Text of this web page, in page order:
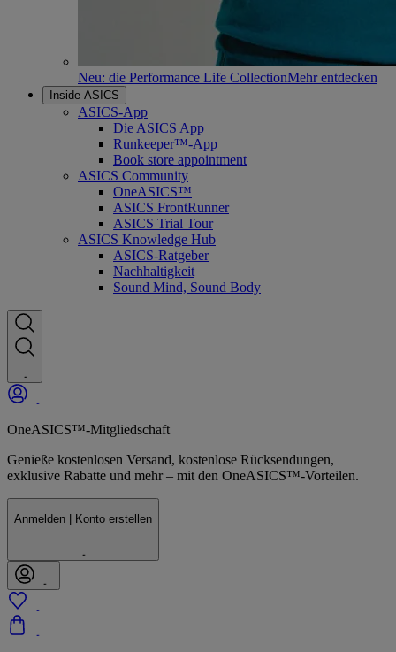
Neu: die Performance Life CollectionMehr entdecken
Inside ASICS
ASICS-App
Die ASICS App
Runkeeper™-App
Book store appointment
ASICS Community
OneASICS™
ASICS FrontRunner
ASICS Trial Tour
ASICS Knowledge Hub
ASICS-Ratgeber
Nachhaltigkeit
Sound Mind, Sound Body
OneASICS™-Mitgliedschaft
Genieße kostenlosen Versand, kostenlose Rücksendungen,
exklusive Rabatte und mehr – mit den OneASICS™-Vorteilen.
Anmelden | Konto erstellen